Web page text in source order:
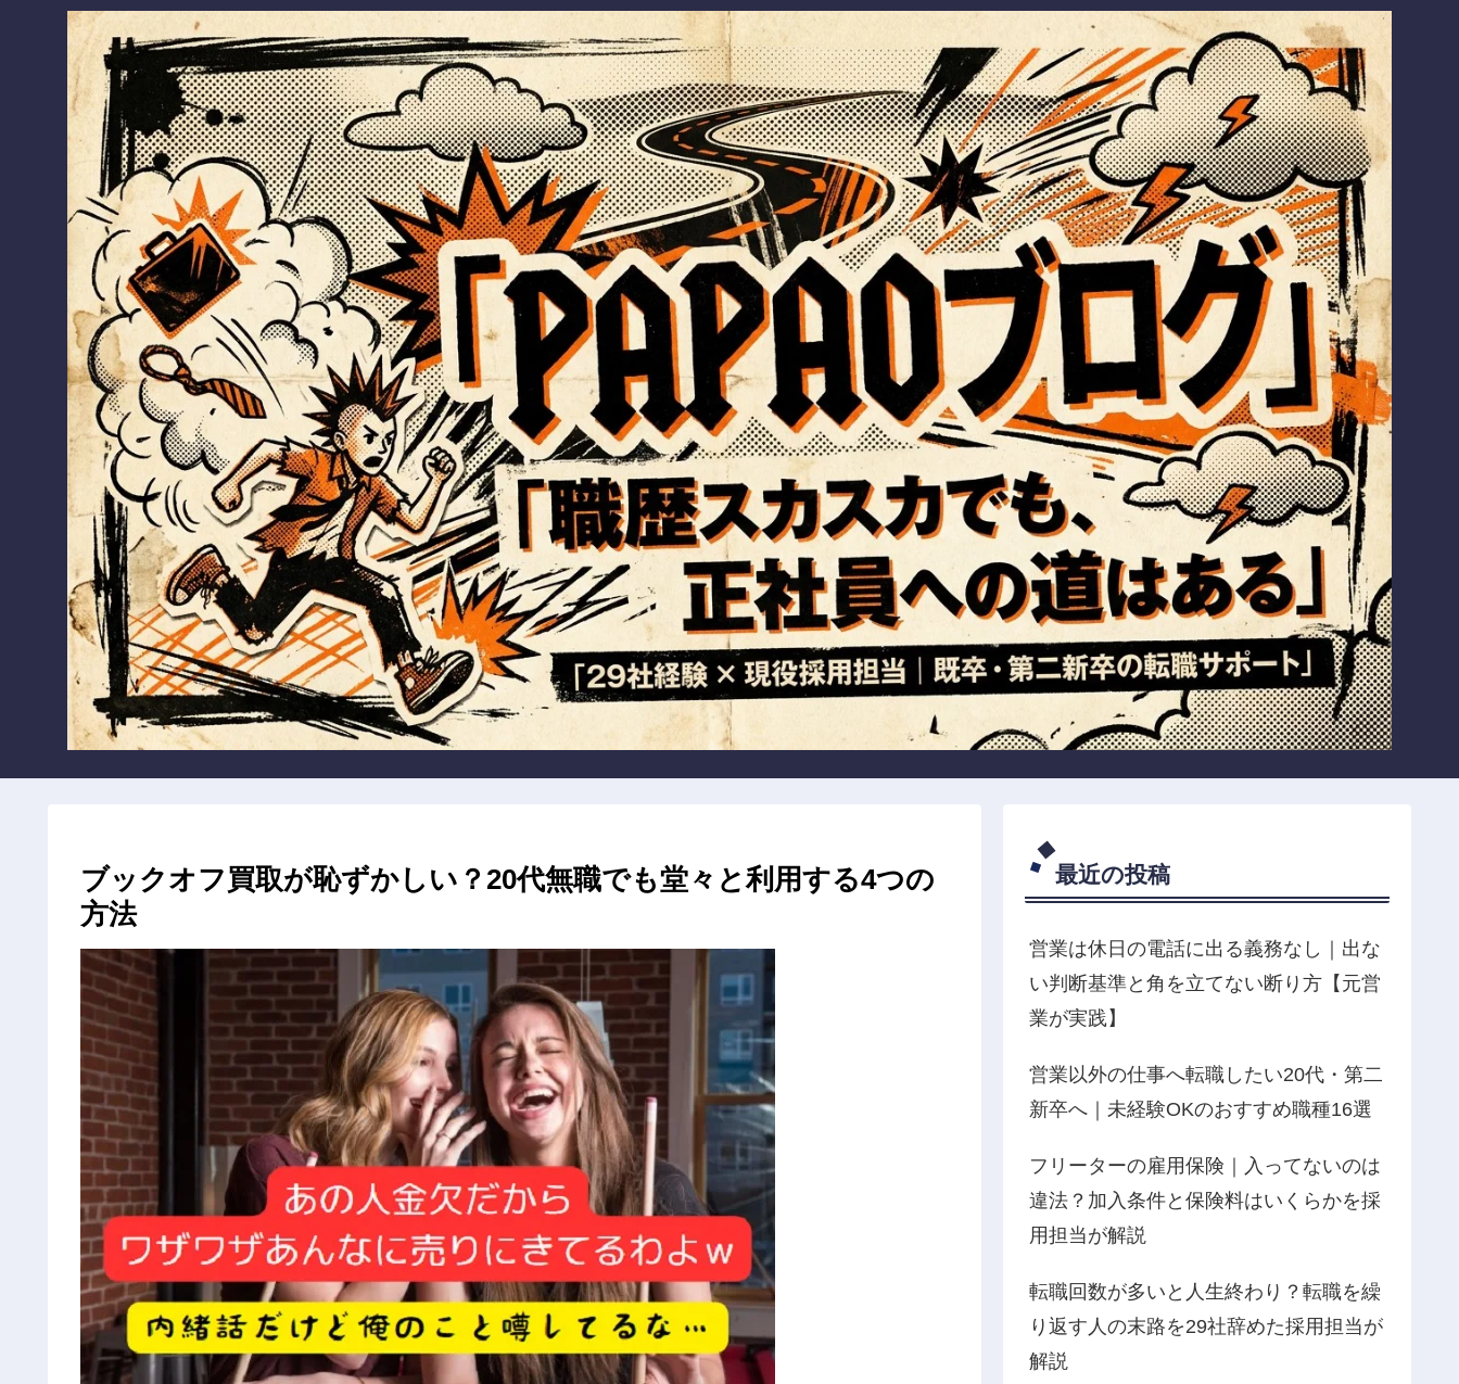
ブックオフ買取が恥ずかしい？20代無職でも堂々と利用する4つの
方法
最近の投稿
営業は休日の電話に出る義務なし｜出な
い判断基準と角を立てない断り方【元営
業が実践】
営業以外の仕事へ転職したい20代・第二
新卒へ｜未経験OKのおすすめ職種16選
フリーターの雇用保険｜入ってないのは
違法？加入条件と保険料はいくらかを採
用担当が解説
転職回数が多いと人生終わり？転職を繰
り返す人の末路を29社辞めた採用担当が
解説